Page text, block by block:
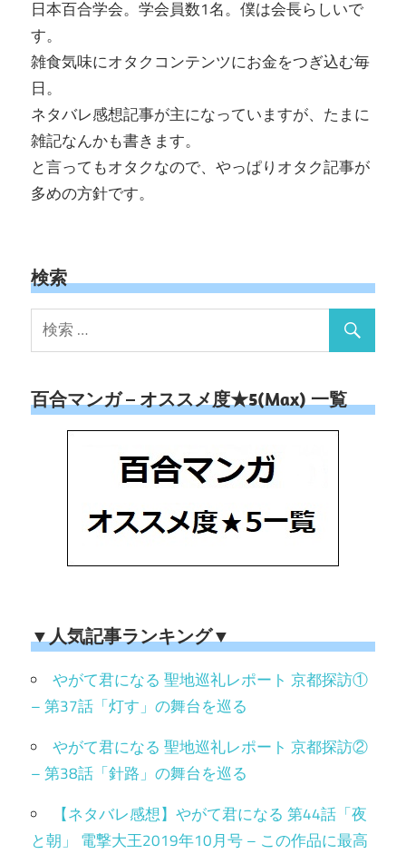
日本百合学会。学会員数1名。僕は会長らしいで
す。
雑食気味にオタクコンテンツにお金をつぎ込む毎
日。
ネタバレ感想記事が主になっていますが、たまに
雑記なんかも書きます。
と言ってもオタクなので、やっぱりオタク記事が
多めの方針です。
検索
百合マンガ – オススメ度★5(Max) 一覧
▼人気記事ランキング▼
やがて君になる 聖地巡礼レポート 京都探訪①
– 第37話「灯す」の舞台を巡る
やがて君になる 聖地巡礼レポート 京都探訪②
– 第38話「針路」の舞台を巡る
【ネタバレ感想】やがて君になる 第44話「夜
と朝」 電撃大王2019年10月号 – この作品に最高